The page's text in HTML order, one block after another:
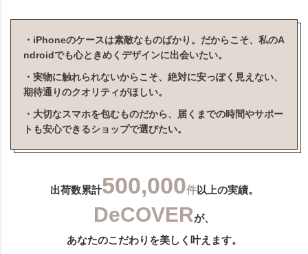
・iPhoneのケースは素敵なものばかり。だからこそ、私のA
ndroidでも心ときめくデザインに出会いたい。
・実物に触れられないからこそ、絶対に安っぽく見えない、
期待通りのクオリティがほしい。
・大切なスマホを包むものだから、届くまでの時間やサポー
トも安心できるショップで選びたい。
出荷数累計500,000件以上の実績。
DeCOVERが、
あなたのこだわりを美しく叶えます。